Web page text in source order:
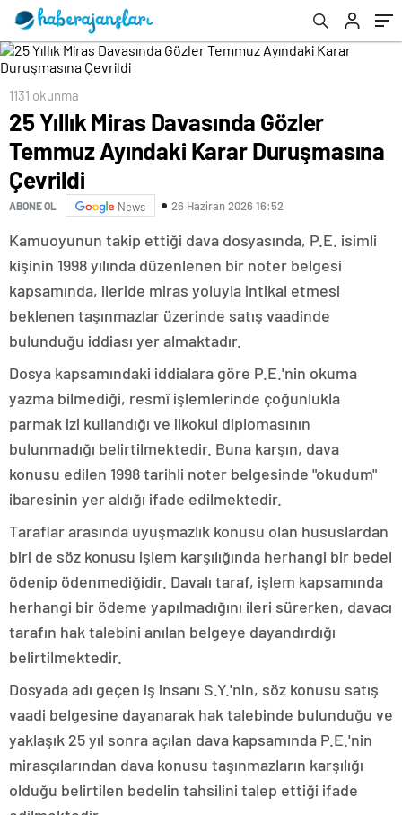
1131 okunma
25 Yıllık Miras Davasında Gözler
Temmuz Ayındaki Karar Duruşmasına
Çevrildi
ABONE OL News 26 Haziran 2026 16:52
Kamuoyunun takip ettiği dava dosyasında, P.E. isimli
kişinin 1998 yılında düzenlenen bir noter belgesi
kapsamında, ileride miras yoluyla intikal etmesi
beklenen taşınmazlar üzerinde satış vaadinde
bulunduğu iddiası yer almaktadır.
Dosya kapsamındaki iddialara göre P.E.'nin okuma
yazma bilmediği, resmî işlemlerinde çoğunlukla
parmak izi kullandığı ve ilkokul diplomasının
bulunmadığı belirtilmektedir. Buna karşın, dava
konusu edilen 1998 tarihli noter belgesinde "okudum"
ibaresinin yer aldığı ifade edilmektedir.
Taraflar arasında uyuşmazlık konusu olan hususlardan
biri de söz konusu işlem karşılığında herhangi bir bedel
ödenip ödenmediğidir. Davalı taraf, işlem kapsamında
herhangi bir ödeme yapılmadığını ileri sürerken, davacı
tarafın hak talebini anılan belgeye dayandırdığı
belirtilmektedir.
Dosyada adı geçen iş insanı S.Y.'nin, söz konusu satış
vaadi belgesine dayanarak hak talebinde bulunduğu ve
yaklaşık 25 yıl sonra açılan dava kapsamında P.E.'nin
mirasçılarından dava konusu taşınmazların karşılığı
olduğu belirtilen bedelin tahsilini talep ettiği ifade